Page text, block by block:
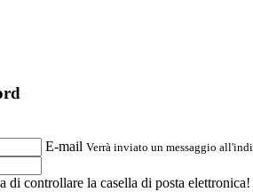
E-mail Verrà inviato un messaggio
di controllare la casella di posta elettronica!